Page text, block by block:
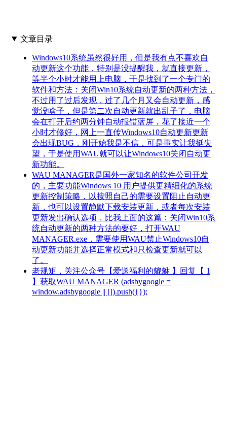
文章目录
Windows10系统虽然很好用，但是我有点不喜欢自
动更新这个功能，特别是没提醒我，就直接更新，
等半个小时才能用上电脑，于是找到了一个专门的
软件和方法：关闭Win10系统自动更新的两种方法，
不过用了过后发现，过了几个月又会自动更新，感
觉没啥子，但是第二次自动更新就出乱子了，电脑
会在打开后约两分钟自动报错蓝屏，花了接近一个
小时才修好，网上一直传Windows10自动更新更新
会出现BUG，刚开始我是不信，可是事实让我挺失
望，于是使用WAU就可以让Windows10关闭自动更
新功能。
WAU MANAGER是国外一家知名的软件公司开发
的，主要功能Windows 10 用户提供更精细化的系统
更新控制策略，以按照自己的需要设置阻止自动更
新，也可以设置静默下载安装更新，或者每次安装
更新发出确认选项，比我上面的这篇：关闭Win10系
统自动更新的两种方法的要好，打开WAU
MANAGER.exe，需要使用WAU禁止Windows10自
动更新功能并选择正常模式和只检查更新就可以
了。
老规矩，关注公众号【爱送福利的貔貅 】回复【 1
】获取WAU MANAGER (adsbygoogle =
window.adsbygoogle || []).push({});